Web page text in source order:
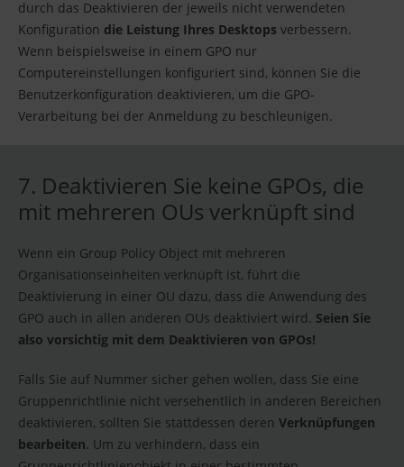
durch das Deaktivieren der jeweils nicht verwendeten
Konfiguration die Leistung Ihres Desktops verbessern.
Wenn beispielsweise in einem GPO nur
Computereinstellungen konfiguriert sind, können Sie die
Benutzerkonfiguration deaktivieren, um die GPO-
Verarbeitung bei der Anmeldung zu beschleunigen.
7. Deaktivieren Sie keine GPOs, die
mit mehreren OUs verknüpft sind
Wenn ein Group Policy Object mit mehreren
Organisationseinheiten verknüpft ist, führt die
Deaktivierung in einer OU dazu, dass die Anwendung des
GPO auch in allen anderen OUs deaktiviert wird. Seien Sie
also vorsichtig mit dem Deaktivieren von GPOs!
Falls Sie auf Nummer sicher gehen wollen, dass Sie eine
Gruppenrichtlinie nicht versehentlich in anderen Bereichen
deaktivieren, sollten Sie stattdessen deren Verknüpfungen
bearbeiten. Um zu verhindern, dass ein